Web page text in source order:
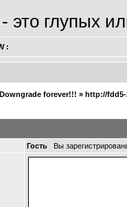
это глупых
:
Downgrade forever!!! » http://fdd5-
Гость
Вы